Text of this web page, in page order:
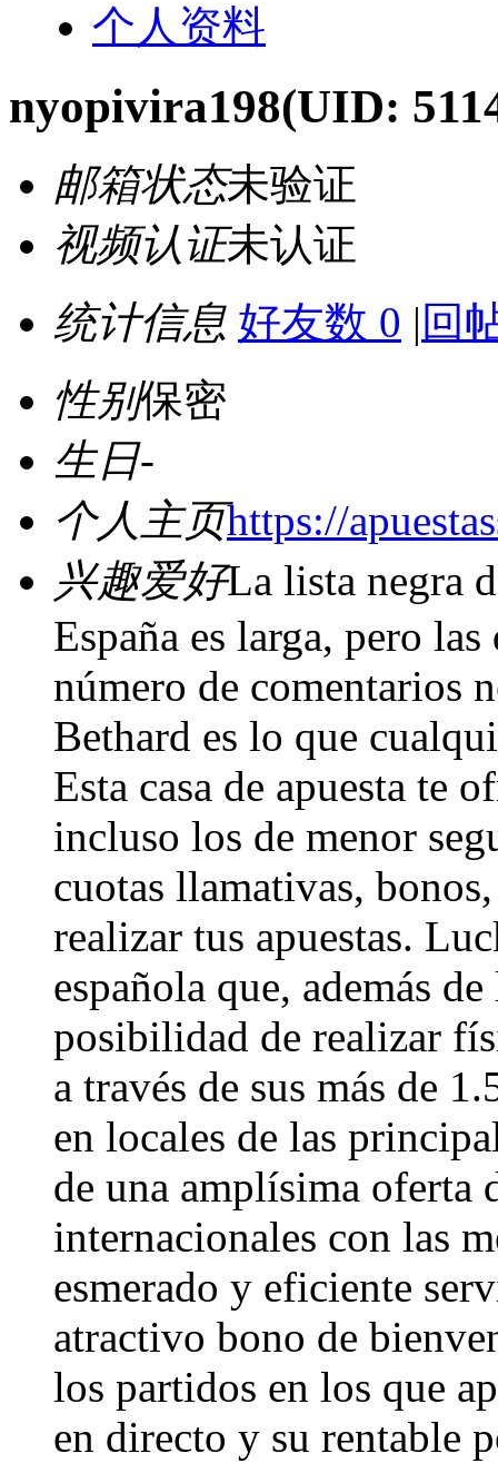
个人资料
nyopivira198(UID:
邮箱状态未验证
视频认证未认证
统计信息 好友数 0 | 回
性别保密
生日-
个人主页https://
兴趣爱好La lista negra
España es larga, pero
número de comentarios
Bethard es lo que
Esta casa de apuesta te
incluso los de menor
cuotas llamativas,
realizar tus apuestas.
española que, además
posibilidad de realizar
a través de sus más de
en locales de las
de una amplísima oferta
internacionales con las
esmerado y eficiente
atractivo bono de
los partidos en los que
en directo y su rentable